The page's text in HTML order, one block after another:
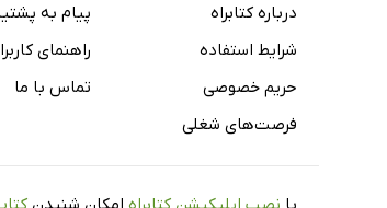
درباره کتابراه
شرایط استفاده
حریم خصوصی
فرصت‌های شغلی
پیام به
راهنمای
تماس با ما